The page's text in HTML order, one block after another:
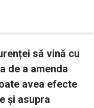
să vină cu
de a amenda
avea efecte
și asupra